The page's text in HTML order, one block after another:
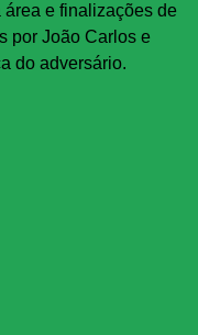
e finalizações de
por João Carlos e
do adversário.